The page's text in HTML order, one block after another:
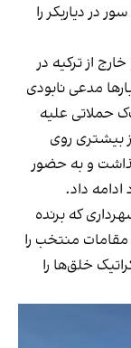
در دیاربکر را
از ترکیه در
مدعی نابودی
حملاتی علیه
بیشتری روی
و به حضور
داد.
که برنده
مقامات منتخب را
خلق‌ها را